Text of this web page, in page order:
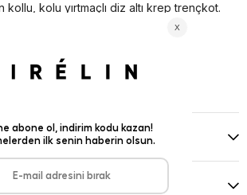
kollu, kolu yırtmaçlı diz altı krep trençkot.
Boyu 177 cm Ölçüler :